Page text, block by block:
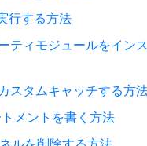
行する方法
ティモジュールをイン
スタムキャッチする方
メントを書く方法